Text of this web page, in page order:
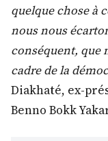
quelque chose à
nous nous
conséquent, que
cadre de la
Diakhaté, ex-
Benno Bokk